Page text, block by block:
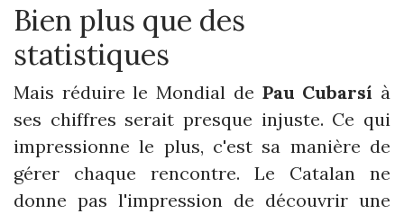
Bien plus que des
statistiques
Mais réduire le Mondial de Pau Cubarsí à
ses chiffres serait presque injuste. Ce qui
impressionne le plus, c'est sa manière de
gérer chaque rencontre. Le Catalan ne
donne pas l'impression de découvrir une